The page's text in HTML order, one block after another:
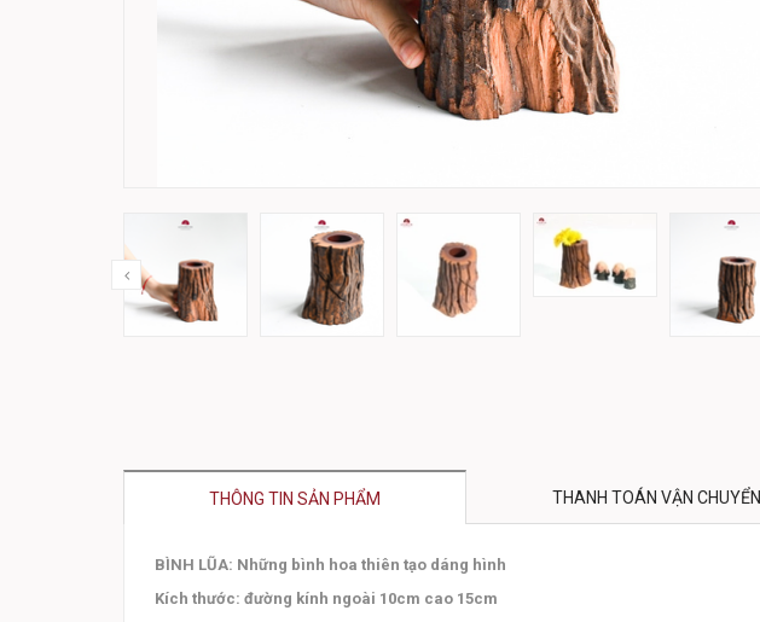
THÔNG TIN SẢN PHẨM THANH TOÁN VẬN CHUYỂN
BÌNH LŨA: Những bình hoa thiên tạo dáng hình
Kích thước: đường kính ngoài 10cm cao 15cm